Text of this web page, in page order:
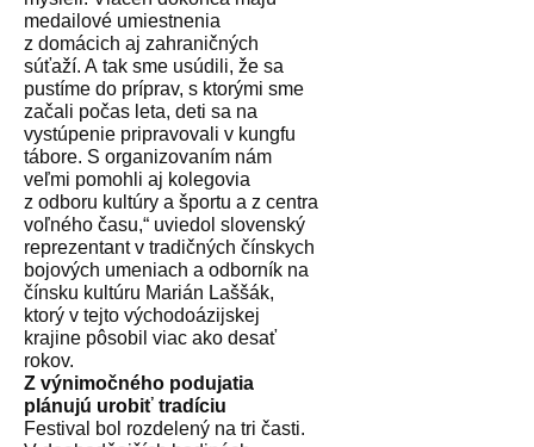
medailové umiestnenia
z domácich aj zahraničných
súťaží. A tak sme usúdili, že sa
pustíme do príprav, s ktorými sme
začali počas leta, deti sa na
vystúpenie pripravovali v kungfu
tábore. S organizovaním nám
veľmi pomohli aj kolegovia
z odboru kultúry a športu a z centra
voľného času,“ uviedol slovenský
reprezentant v tradičných čínskych
bojových umeniach a odborník na
čínsku kultúru Marián Laššák,
ktorý v tejto východoázijskej
krajine pôsobil viac ako desať
rokov.
Z výnimočného podujatia
plánujú urobiť tradíciu
Festival bol rozdelený na tri časti.